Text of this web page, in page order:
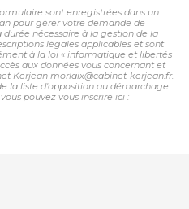
sont enregistrées dans un
pour gérer votre demande de
durée nécessaire à la gestion de la
légales applicables et sont
à la loi « informatique et libertés
aux données vous concernant et
Kerjean morlaix@cabinet-kerjean.fr.
la liste d'opposition au démarchage
pouvez vous inscrire ici :